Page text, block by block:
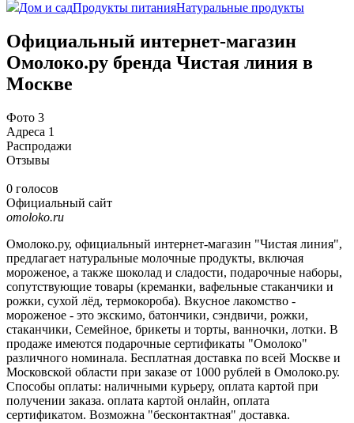
Дом и садПродукты питанияНатуральные продукты
Официальный интернет-магазин
Омолоко.ру бренда Чистая линия в
Москве
Фото 3
Адреса 1
Распродажи
Отзывы
0 голосов
Официальный сайт
omoloko.ru
Омолоко.ру, официальный интернет-магазин "Чистая линия",
предлагает натуральные молочные продукты, включая
мороженое, а также шоколад и сладости, подарочные наборы,
сопутствующие товары (креманки, вафельные стаканчики и
рожки, сухой лёд, термокороба). Вкусное лакомство -
мороженое - это экскимо, батончики, сэндвичи, рожки,
стаканчики, Семейное, брикеты и торты, ванночки, лотки. В
продаже имеются подарочные сертификаты "Омолоко"
различного номинала. Бесплатная доставка по всей Москве и
Московской области при заказе от 1000 рублей в Омолоко.ру.
Способы оплаты: наличными курьеру, оплата картой при
получении заказа. оплата картой онлайн, оплата
сертификатом. Возможна "бесконтактная" доставка.